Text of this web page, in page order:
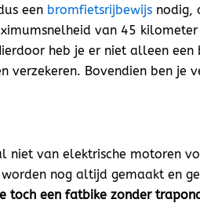
een bromfietsrijbewijs nodig,
van 45
heb je er niet alleen
verzekeren. Bovendien ben je
niet van elektrische motoren
nog altijd gemaakt en
toch een fatbike zonder